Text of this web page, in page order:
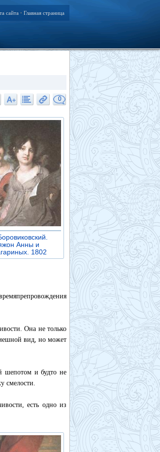
сайта • Главная страница
0
Анны и
1802
Она не только
вид, но может
шепотом и будто не
смелости.
есть одно из